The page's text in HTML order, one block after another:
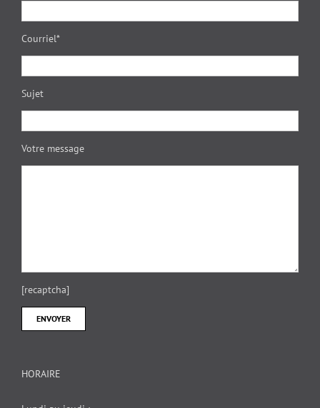
Courriel*
Sujet
Votre message
[recaptcha]
HORAIRE